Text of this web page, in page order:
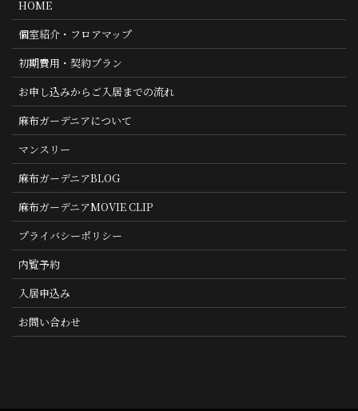
HOME
個室紹介・フロアマップ
初期費用・契約プラン
お申し込みからご入居までの流れ
麻布ガーデニアについて
マンスリー
麻布ガーデニアBLOG
麻布ガーデニアMOVIE CLIP
プライバシーポリシー
内覧予約
入居申込み
お問い合わせ